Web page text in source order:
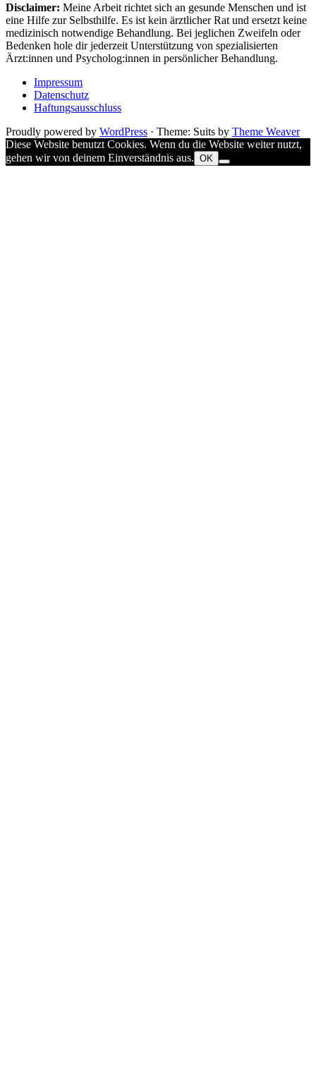
Disclaimer: Meine Arbeit richtet sich an gesunde Menschen und ist
eine Hilfe zur Selbsthilfe. Es ist kein ärztlicher Rat und ersetzt keine
medizinisch notwendige Behandlung. Bei jeglichen Zweifeln oder
Bedenken hole dir jederzeit Unterstützung von spezialisierten
Ärzt:innen und Psycholog:innen in persönlicher Behandlung.
Impressum
Datenschutz
Haftungsausschluss
Proudly powered by WordPress · Theme: Suits by Theme Weaver
Diese Website benutzt Cookies. Wenn du die Website weiter nutzt,
gehen wir von deinem Einverständnis aus. OK